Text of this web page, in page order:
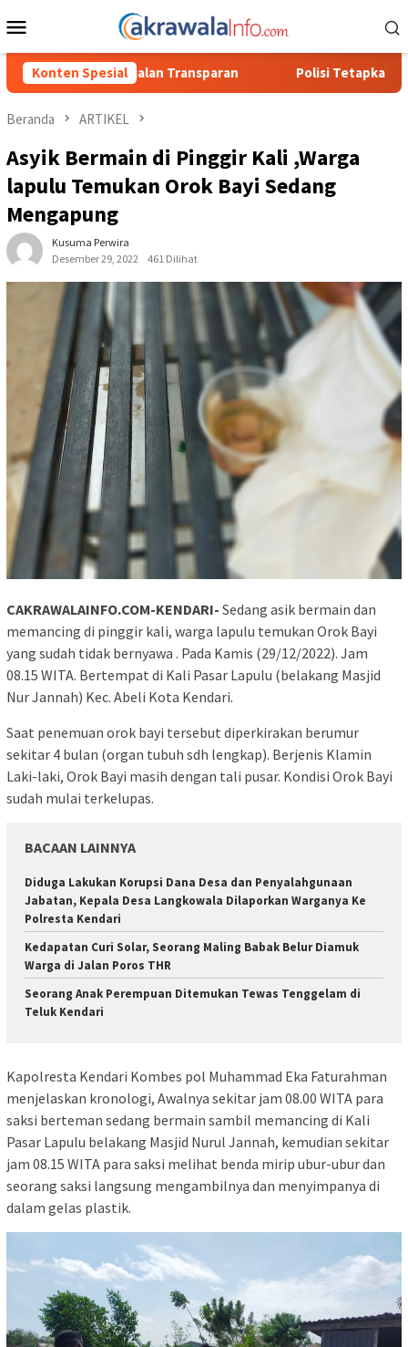
ke
Mobile
Konten SpesialPolisi Tetapkan 3 Orang Tersangka Baru Kasus
Beranda ARTIKEL
Asyik Bermain di Pinggir Kali ,Warga
lapulu Temukan Orok Bayi Sedang
Mengapung
Kusuma Perwira
Desember 29, 2022
461 Dilihat
CAKRAWALAINFO.COM-KENDARI- Sedang asik bermain dan
memancing di pinggir kali, warga lapulu temukan Orok Bayi
yang sudah tidak bernyawa . Pada Kamis (29/12/2022). Jam
08.15 WITA. Bertempat di Kali Pasar Lapulu (belakang Masjid
Nur Jannah) Kec. Abeli Kota Kendari.
Saat penemuan orok bayi tersebut diperkirakan berumur
sekitar 4 bulan (organ tubuh sdh lengkap). Berjenis Klamin
Laki-laki, Orok Bayi masih dengan tali pusar. Kondisi Orok Bayi
sudah mulai terkelupas.
BACAAN LAINNYA
Diduga Lakukan Korupsi Dana Desa dan Penyalahgunaan
Jabatan, Kepala Desa Langkowala Dilaporkan Warganya Ke
Polresta Kendari
Kedapatan Curi Solar, Seorang Maling Babak Belur Diamuk
Warga di Jalan Poros THR
Seorang Anak Perempuan Ditemukan Tewas Tenggelam di
Teluk Kendari
Kapolresta Kendari Kombes pol Muhammad Eka Faturahman
menjelaskan kronologi, Awalnya sekitar jam 08.00 WITA para
saksi berteman sedang bermain sambil memancing di Kali
Pasar Lapulu belakang Masjid Nurul Jannah, kemudian sekitar
jam 08.15 WITA para saksi melihat benda mirip ubur-ubur dan
seorang saksi langsung mengambilnya dan menyimpanya di
dalam gelas plastik.